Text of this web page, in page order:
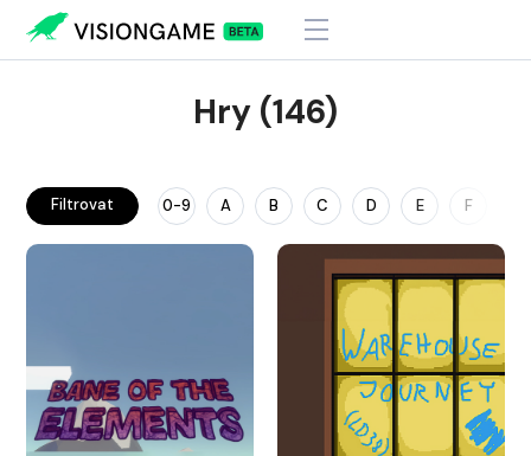
Hry (146)
Filtrovat 0-9 A B C D E F